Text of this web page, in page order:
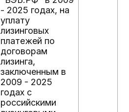
- 2025 годах, на
уплату
лизинговых
платежей по
договорам
лизинга,
заключенным в
2009 - 2025
годах с
российскими